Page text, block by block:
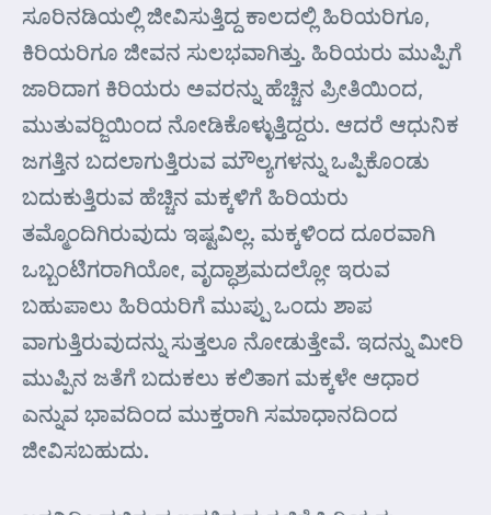
ಸೂರಿನಡಿಯಲ್ಲಿ ಜೀವಿಸುತ್ತಿದ್ದ ಕಾಲದಲ್ಲಿ ಹಿರಿಯರಿಗೂ,
ಕಿರಿಯರಿಗೂ ಜೀವನ ಸುಲಭವಾಗಿತ್ತು. ಹಿರಿಯರು ಮುಪ್ಪಿಗೆ
ಜಾರಿದಾಗ ಕಿರಿಯರು ಅವರನ್ನು ಹೆಚ್ಚಿನ ಪ್ರೀತಿಯಿಂದ,
ಮುತುವರ್‍ಜಿಯಿಂದ ನೋಡಿಕೊಳ್ಳುತ್ತಿದ್ದರು. ಆದರೆ ಆಧುನಿಕ
ಜಗತ್ತಿನ ಬದಲಾಗುತ್ತಿರುವ ಮೌಲ್ಯಗಳನ್ನು ಒಪ್ಪಿಕೊಂಡು
ಬದುಕುತ್ತಿರುವ ಹೆಚ್ಚಿನ ಮಕ್ಕಳಿಗೆ ಹಿರಿಯರು
ತಮ್ಮೊಂದಿಗಿರುವುದು ಇಷ್ಟವಿಲ್ಲ. ಮಕ್ಕಳಿಂದ ದೂರವಾಗಿ
ಒಬ್ಬಂಟಿಗರಾಗಿಯೋ, ವೃದ್ಧಾಶ್ರಮದಲ್ಲೋ ಇರುವ
ಬಹುಪಾಲು ಹಿರಿಯರಿಗೆ ಮುಪ್ಪು ಒಂದು ಶಾಪ
ವಾಗುತ್ತಿರುವುದನ್ನು ಸುತ್ತಲೂ ನೋಡುತ್ತೇವೆ. ಇದನ್ನು ಮೀರಿ
ಮುಪ್ಪಿನ ಜತೆಗೆ ಬದುಕಲು ಕಲಿತಾಗ ಮಕ್ಕಳೇ ಆಧಾರ
ಎನ್ನುವ ಭಾವದಿಂದ ಮುಕ್ತರಾಗಿ ಸಮಾಧಾನದಿಂದ
ಜೀವಿಸಬಹುದು.